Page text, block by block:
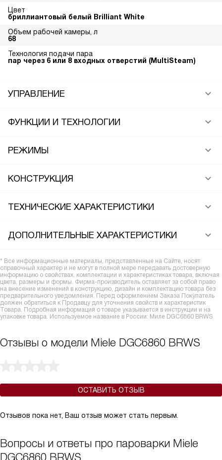
Цвет
бриллиантовый белый Brilliant White
Объем рабочей камеры, л
68
Технология подачи пара
пар через 6 или 8 входных отверстий (MultiSteam)
УПРАВЛЕНИЕ
ФУНКЦИИ И ТЕХНОЛОГИИ
РЕЖИМЫ
КОНСТРУКЦИЯ
ТЕХНИЧЕСКИЕ ХАРАКТЕРИСТИКИ
ДОПОЛНИТЕЛЬНЫЕ ХАРАКТЕРИСТИКИ
* Все информационные материалы, представленные на Сайте, носят
справочный характер и не могут в полной мере передавать достоверную
информацию о свойствах, комплектации и характеристиках товара, включая
цвета, размеры и формы. Фирма-производитель оставляет за собой право
на внесение изменений в конструкцию, дизайн и комплектацию товара без
предварительного уведомления. Перед оформлением Заказа Покупатель
должен обратиться к Продавцу для уточнения свойств и характеристик
Товара. Подробная информация о товаре указывается в инструкции и на
упаковке товара. Используемое название в России: Миле DGC6860 BRWS
Отзывы о модели Miele DGC6860 BRWS
ОСТАВИТЬ ОТЗЫВ
Отзывов пока нет, Ваш отзыв может стать первым.
Вопросы и ответы про пароварки Miele
DGC6860 BRWS